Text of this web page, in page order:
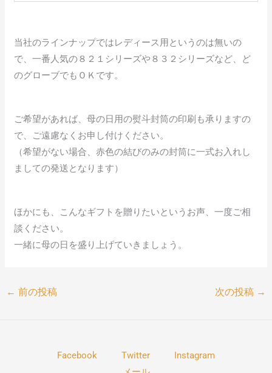
当社のラインナップではレディース用というのは無いの
で、一番人気の８２１シリーズや８３２シリーズなど、ど
のグローブでもＯＫです。
ご希望があれば、母の日用の熨斗封筒の印刷も承りますの
で、ご遠慮なくお申し付けください。
（希望がない場合、赤色の結びのみの封筒に一式お入れし
ましての発送となります）
ほかにも、こんなギフトを贈りたいというお声、一度ご相
談ください。
一緒に母の日を盛り上げていきましょう。
← 前の投稿 次の投稿 →
Facebook Twitter
Instagram